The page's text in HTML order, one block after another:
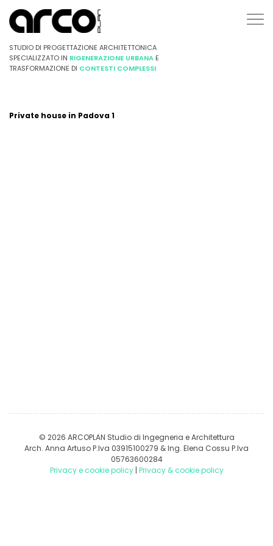
STUDIO DI PROGETTAZIONE ARCHITETTONICA
SPECIALIZZATO IN RIGENERAZIONE URBANA E
TRASFORMAZIONE DI CONTESTI COMPLESSI
Private house in Padova 1
© 2026 ARCOPLAN Studio di Ingegneria e Architettura
Arch. Anna Artuso P.Iva 03915100279 & Ing. Elena Cossu P.Iva
05763600284
Privacy e cookie policy| Privacy & cookie policy